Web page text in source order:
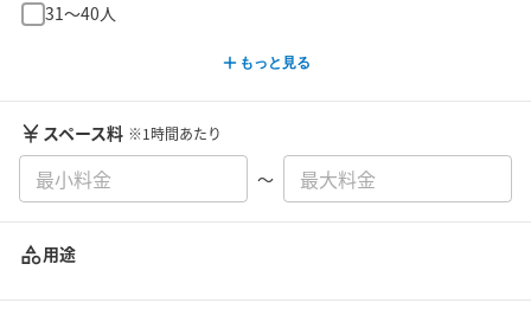
31〜40人
もっと見る
スペース料 ※1時間あたり
〜
用途